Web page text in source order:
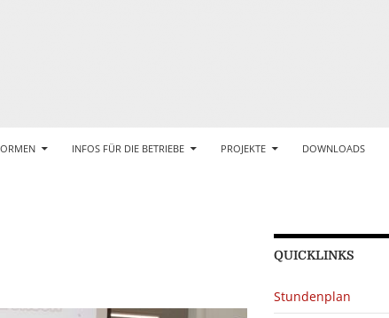
INFOS FÜR DIE BETRIEBE PROJEKTE DOWNLOADS
QUICKLINKS
Stundenplan